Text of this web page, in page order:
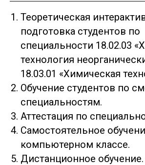
Теоретическая
подготовка студентов по
специальности 18.02.03
технология
18.03.01 «Химическая
Обучение студентов по
специальностям.
Аттестация по
Самостоятельное
компьютерном классе.
Дистанционное обучение.